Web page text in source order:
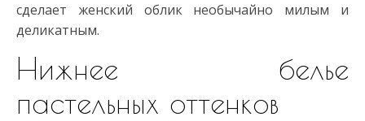
сделает женский облик необычайно милым и
деликатным.
Нижнее белье
пастельных оттенков